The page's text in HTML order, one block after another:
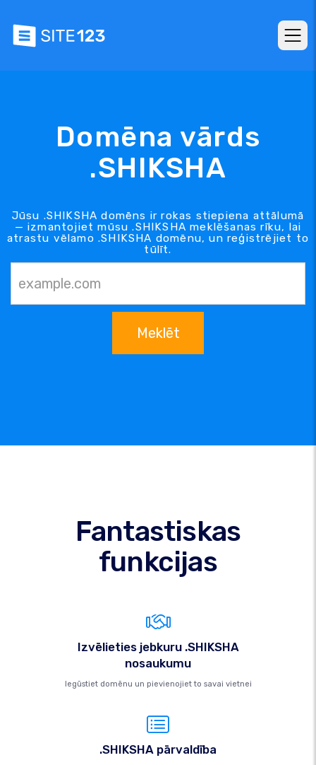
Domēna vārds
.SHIKSHA
Jūsu .SHIKSHA domēns ir rokas stiepiena attālumā
— izmantojiet mūsu .SHIKSHA meklēšanas rīku, lai
atrastu vēlamo .SHIKSHA domēnu, un reģistrējiet to
tūlīt.
Meklēt
Fantastiskas
funkcijas
Izvēlieties jebkuru .SHIKSHA
nosaukumu
Iegūstiet domēnu un pievienojiet to savai vietnei
.SHIKSHA pārvaldība